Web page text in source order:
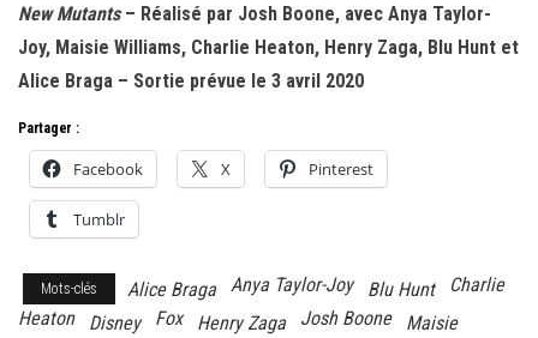
New Mutants– Réalisé par Josh Boone, avec Anya Taylor-
Joy, Maisie Williams, Charlie Heaton, Henry Zaga, Blu Hunt et
Alice Braga – Sortie prévue le 3 avril 2020
Partager :
Facebook X Pinterest
Tumblr
Mots-clés Alice Braga Anya Taylor-Joy Blu Hunt
Charlie
Heaton
Disney Fox Henry Zaga Josh Boone
Maisie